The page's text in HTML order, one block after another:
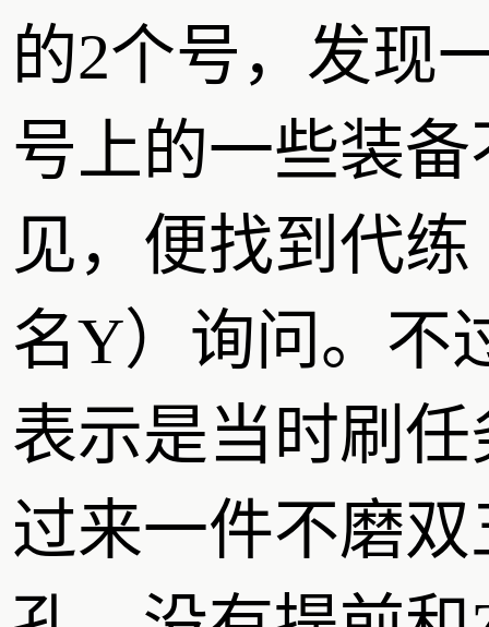
的2个号，发现
号上的一些装备
见，便找到代
名Y）询问。不
表示是当时刷任
过来一件不磨双